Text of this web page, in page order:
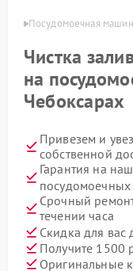
Посудомоечная
Чистка
на
Чебоксарах
Привезем и
собственной
Гарантия на
Срочный
течении часа
Скидка для вас
Получите 1500
Оригинальные